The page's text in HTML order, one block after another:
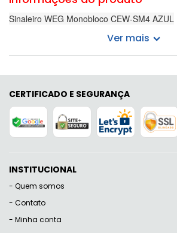
Sinaleiro WEG Monobloco CEW-SM4 AZUL
Ver mais
CERTIFICADO E SEGURANÇA
INSTITUCIONAL
Quem somos
Contato
Minha conta